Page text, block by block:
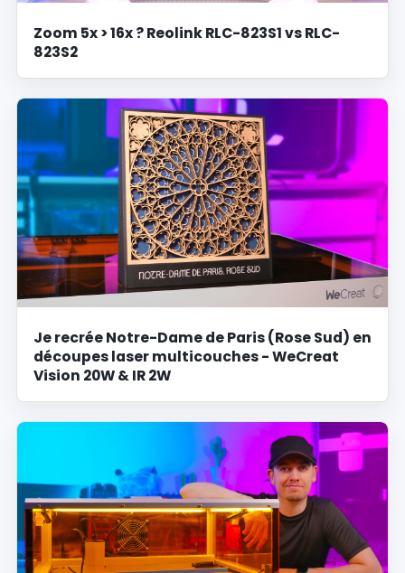
Zoom 5x > 16x ? Reolink RLC-823S1 vs RLC-
823S2
Je recrée Notre-Dame de Paris (Rose Sud) en
découpes laser multicouches - WeCreat
Vision 20W & IR 2W